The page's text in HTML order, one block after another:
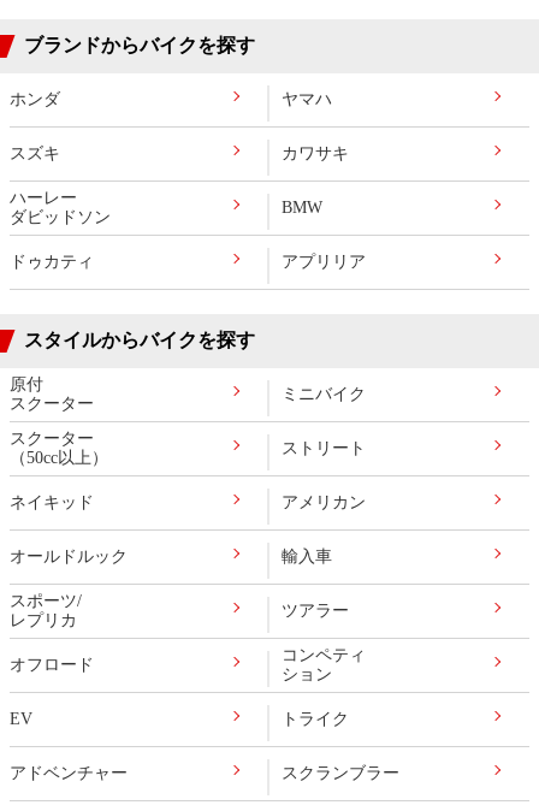
ブランドからバイクを探す
ホンダ ヤマハ
スズキ カワサキ
ハーレー
ダビッドソン
BMW
ドゥカティ アプリリア
スタイルからバイクを探す
原付
スクーター
ミニバイク
スクーター
（50cc以上）
ストリート
ネイキッド アメリカン
オールドルック 輸入車
スポーツ/
レプリカ
ツアラー
オフロード
コンペティ
ション
EV トライク
アドベンチャー スクランブラー